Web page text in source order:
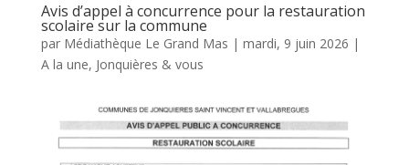
Avis d’appel à concurrence pour la restauration
scolaire sur la commune
par Médiathèque Le Grand Mas | mardi, 9 juin 2026 |
A la une, Jonquières & vous